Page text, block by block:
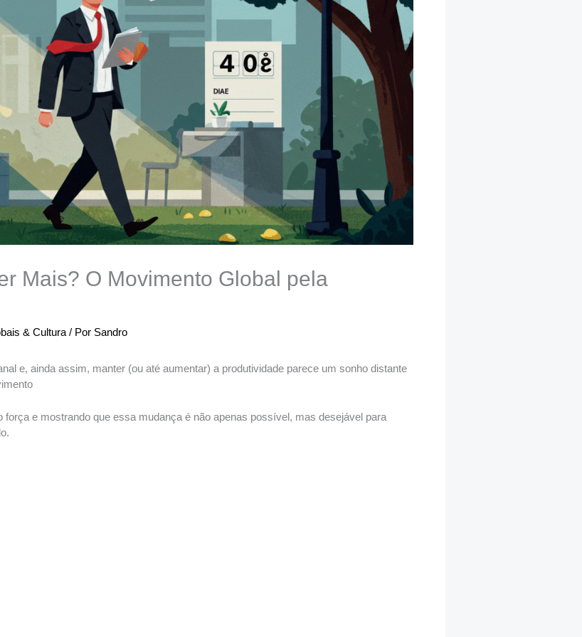
Mais? O Movimento Global pela
& Cultura / Por Sandro
e, ainda assim, manter (ou até aumentar) a produtividade parece um sonho distante
força e mostrando que essa mudança é não apenas possível, mas desejável para